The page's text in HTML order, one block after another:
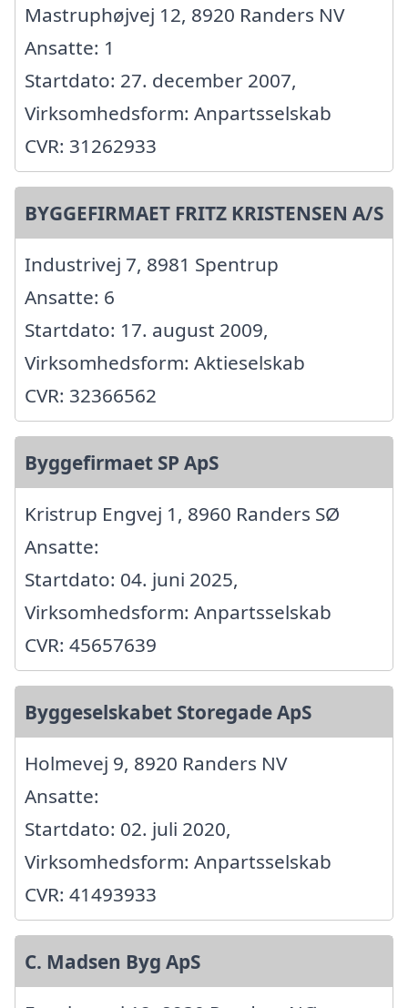
Mastruphøjvej 12, 8920 Randers NV
Ansatte: 1
Startdato: 27. december 2007,
Virksomhedsform: Anpartsselskab
CVR: 31262933
BYGGEFIRMAET FRITZ KRISTENSEN A/S
Industrivej 7, 8981 Spentrup
Ansatte: 6
Startdato: 17. august 2009,
Virksomhedsform: Aktieselskab
CVR: 32366562
Byggefirmaet SP ApS
Kristrup Engvej 1, 8960 Randers SØ
Ansatte:
Startdato: 04. juni 2025,
Virksomhedsform: Anpartsselskab
CVR: 45657639
Byggeselskabet Storegade ApS
Holmevej 9, 8920 Randers NV
Ansatte:
Startdato: 02. juli 2020,
Virksomhedsform: Anpartsselskab
CVR: 41493933
C. Madsen Byg ApS